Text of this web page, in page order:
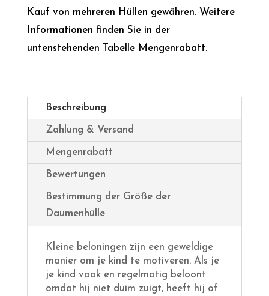
Kauf von mehreren Hüllen gewähren. Weitere
Informationen finden Sie in der
untenstehenden Tabelle Mengenrabatt.
Beschreibung
Zahlung & Versand
Mengenrabatt
Bewertungen
Bestimmung der Größe der
Daumenhülle
Kleine beloningen zijn een geweldige
manier om je kind te motiveren. Als je
je kind vaak en regelmatig beloont
omdat hij niet duim zuigt, heeft hij of